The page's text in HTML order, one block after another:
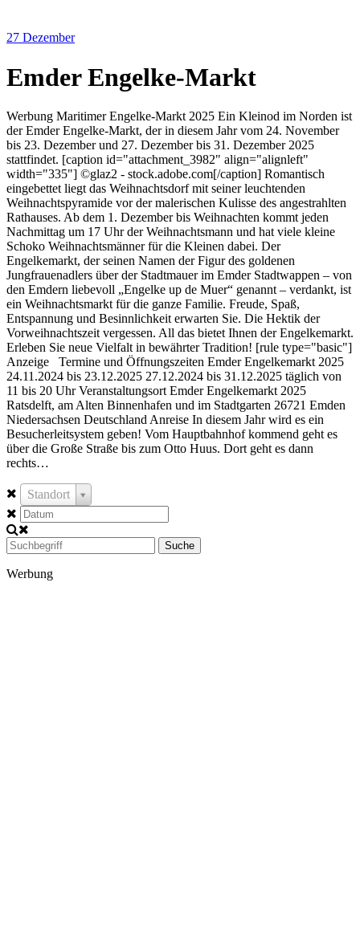
27 Dezember
Emder Engelke-Markt
Werbung Maritimer Engelke-Markt 2025 Ein Kleinod im Norden ist
der Emder Engelke-Markt, der in diesem Jahr vom 24. November
bis 23. Dezember und 27. Dezember bis 31. Dezember 2025
stattfindet. [caption id="attachment_3982" align="alignleft"
width="335"] ©glaz2 - stock.adobe.com[/caption] Romantisch
eingebettet liegt das Weihnachtsdorf mit seiner leuchtenden
Weihnachtspyramide vor der malerischen Kulisse des angestrahlten
Rathauses. Ab dem 1. Dezember bis Weihnachten kommt jeden
Nachmittag um 17 Uhr der Weihnachtsmann und hat viele kleine
Schoko Weihnachtsmänner für die Kleinen dabei. Der
Engelkemarkt, der seinen Namen der Figur des goldenen
Jungfrauenadlers über der Stadtmauer im Emder Stadtwappen – von
den Emdern liebevoll „Engelke up de Muer“ genannt – verdankt, ist
ein Weihnachtsmarkt für die ganze Familie. Freude, Spaß,
Entspannung und Besinnlichkeit erwarten Sie. Die Hektik der
Vorweihnachtszeit vergessen. All das bietet Ihnen der Engelkemarkt.
Erleben Sie neue Vielfalt in bewährter Tradition! [rule type="basic"]
Anzeige Termine und Öffnungszeiten Emder Engelkemarkt 2025
24.11.2024 bis 23.12.2025 27.12.2024 bis 31.12.2025 täglich von
11 bis 20 Uhr Veranstaltungsort Emder Engelkemarkt 2025
Ratsdelft, am Alten Binnenhafen und im Stadtgarten 26721 Emden
Niedersachsen Deutschland Anreise In diesem Jahr wird es ein
Besucherleitsystem geben! Vom Hauptbahnhof kommend geht es
über die Große Straße bis zum Otto Huus. Dort geht es dann
rechts…
Standort
Suche
Werbung